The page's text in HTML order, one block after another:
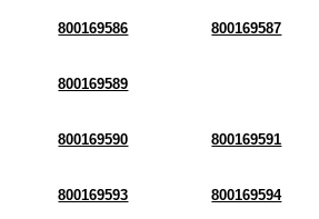
800169586 800169587
800169589
800169590 800169591
800169593 800169594